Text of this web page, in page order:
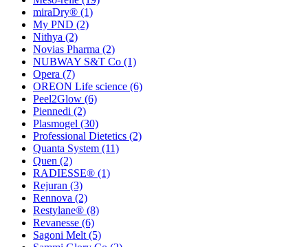
miraDry® (1)
My PND (2)
Nithya (2)
Novias Pharma (2)
NUBWAY S&T Co (1)
Opera (7)
OREON Life science (6)
Peel2Glow (6)
Piennedi (2)
Plasmogel (30)
Professional Dietetics (2)
Quanta System (11)
Quen (2)
RADIESSE® (1)
Rejuran (3)
Rennova (2)
Restylane® (8)
Revanesse (6)
Sagoni Melt (5)